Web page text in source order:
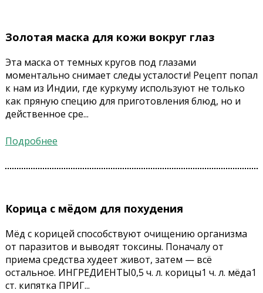
Золотая маска для кожи вокруг глаз
Эта маска от темных кругов под глазами
моментально снимает следы усталости! Рецепт попал
к нам из Индии, где куркуму используют не только
как пряную специю для приготовления блюд, но и
действенное сре...
Подробнее
Корица с мёдом для похудения
Мёд с корицей способствуют очищению организма
от паразитов и выводят токсины. Поначалу от
приема средства худеет живот, затем — всё
остальное. ИНГРЕДИЕНТЫ0,5 ч. л. корицы1 ч. л. мёда1
ст. кипятка ПРИГ...